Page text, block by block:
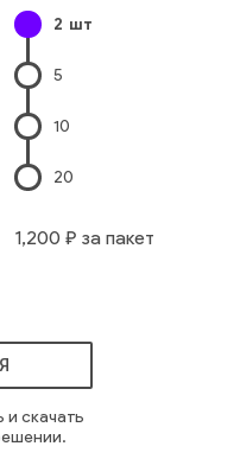
структура
2 шт
5
10
20
1,200 ₽ за пакет
и скачать